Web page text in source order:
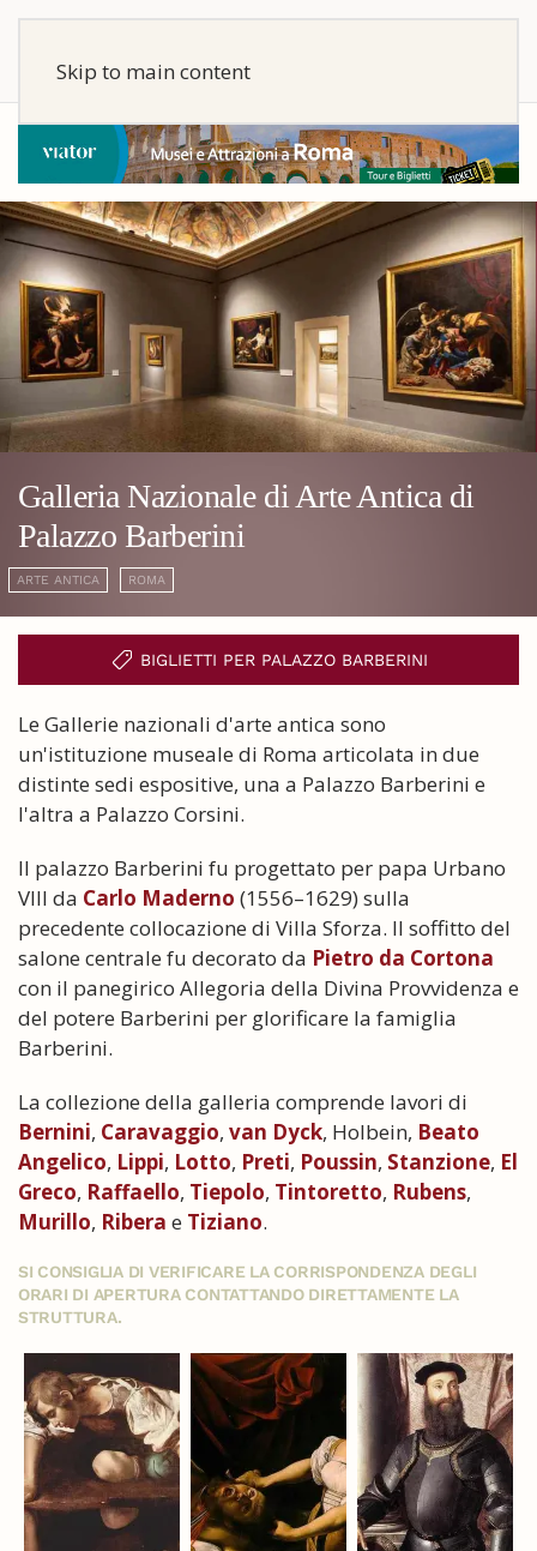
Skip to main content
Galleria Nazionale di Arte Antica di
Palazzo Barberini
ARTE ANTICA ROMA
BIGLIETTI PER PALAZZO BARBERINI
Le Gallerie nazionali d'arte antica sono
un'istituzione museale di Roma articolata in due
distinte sedi espositive, una a Palazzo Barberini e
l'altra a Palazzo Corsini.
Il palazzo Barberini fu progettato per papa Urbano
VIII da Carlo Maderno (1556–1629) sulla
precedente collocazione di Villa Sforza. Il soffitto del
salone centrale fu decorato da Pietro da Cortona
con il panegirico Allegoria della Divina Provvidenza e
del potere Barberini per glorificare la famiglia
Barberini.
La collezione della galleria comprende lavori di
Bernini, Caravaggio, van Dyck, Holbein, Beato
Angelico, Lippi, Lotto, Preti, Poussin, Stanzione, El
Greco, Raffaello, Tiepolo, Tintoretto, Rubens,
Murillo, Ribera e Tiziano.
SI CONSIGLIA DI VERIFICARE LA CORRISPONDENZA DEGLI
ORARI DI APERTURA CONTATTANDO DIRETTAMENTE LA
STRUTTURA.